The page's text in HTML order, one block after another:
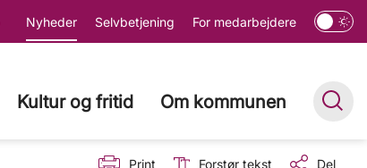
Nyheder Selvbetjening For medarbejdere
Kultur og fritid Om kommunen
Print Forstør tekst Del